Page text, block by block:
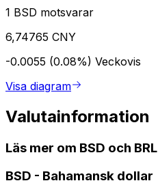
1 BSD motsvarar
6,74765 CNY
-0.0055 (0.08%) Veckovis
Visa diagram
Valutainformation
Läs mer om BSD och BRL
BSD - Bahamansk dollar